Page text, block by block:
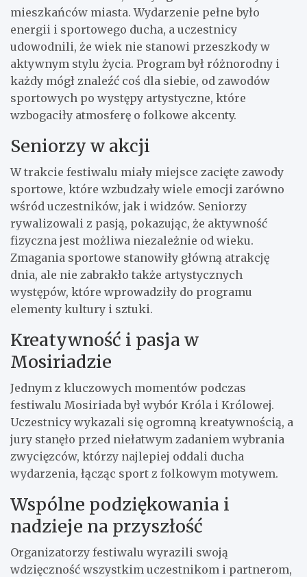
mieszkańców miasta. Wydarzenie pełne było
energii i sportowego ducha, a uczestnicy
udowodnili, że wiek nie stanowi przeszkody w
aktywnym stylu życia. Program był różnorodny i
każdy mógł znaleźć coś dla siebie, od zawodów
sportowych po występy artystyczne, które
wzbogaciły atmosferę o folkowe akcenty.
Seniorzy w akcji
W trakcie festiwalu miały miejsce zacięte zawody
sportowe, które wzbudzały wiele emocji zarówno
wśród uczestników, jak i widzów. Seniorzy
rywalizowali z pasją, pokazując, że aktywność
fizyczna jest możliwa niezależnie od wieku.
Zmagania sportowe stanowiły główną atrakcję
dnia, ale nie zabrakło także artystycznych
występów, które wprowadziły do programu
elementy kultury i sztuki.
Kreatywność i pasja w
Mosiriadzie
Jednym z kluczowych momentów podczas
festiwalu Mosiriada był wybór Króla i Królowej.
Uczestnicy wykazali się ogromną kreatywnością, a
jury stanęło przed niełatwym zadaniem wybrania
zwycięzców, którzy najlepiej oddali ducha
wydarzenia, łącząc sport z folkowym motywem.
Wspólne podziękowania i
nadzieje na przyszłość
Organizatorzy festiwalu wyrazili swoją
wdzięczność wszystkim uczestnikom i partnerom,